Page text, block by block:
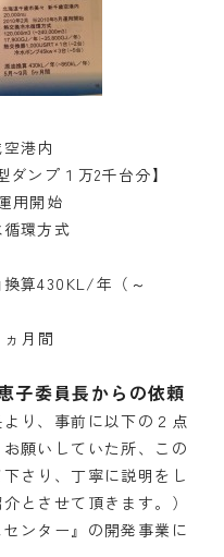
港内
ンプ１万2千台分】
用開始
環方式
算430KL/年（～
月間
子委員長からの依頼
り、事前に以下の２点
願いしていた所、この
さり、丁寧に説明をし
とさせて頂きます。）
ンター』の開発事業に